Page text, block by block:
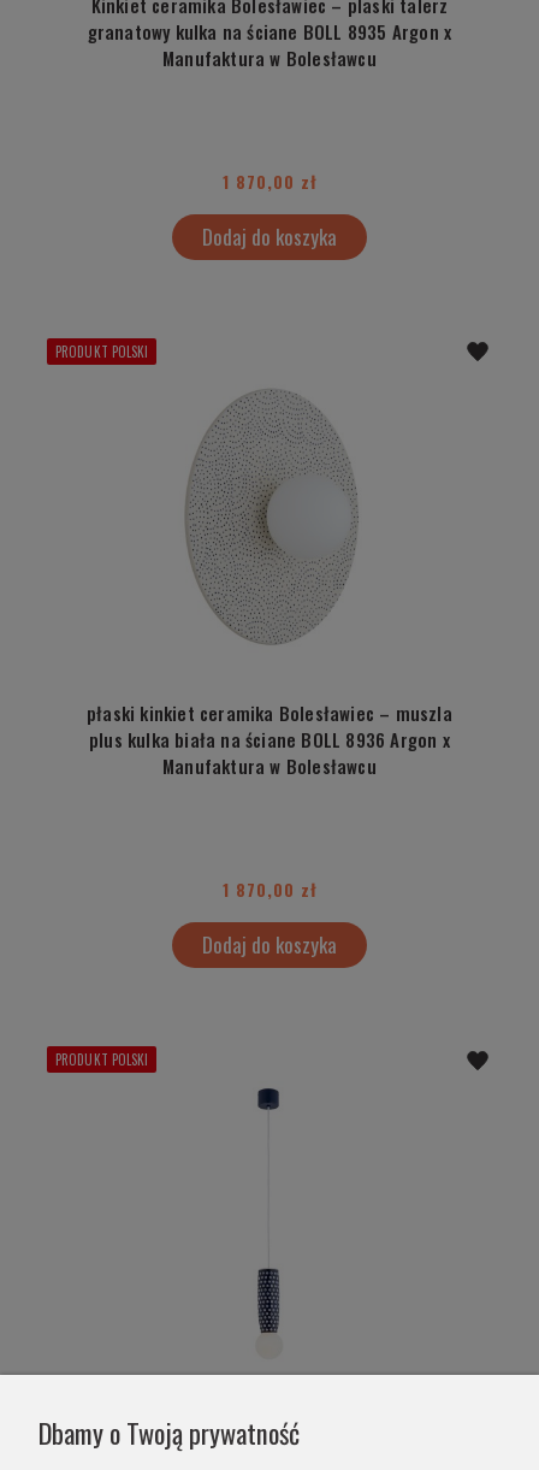
granatowy kulka na ściane BOLL 8935 Argon x
Manufaktura w Bolesławcu
1 870,00 zł
Dodaj do koszyka
płaski kinkiet ceramika Bolesławiec – muszla
plus kulka biała na ściane BOLL 8936 Argon x
Manufaktura w Bolesławcu
1 870,00 zł
Dodaj do koszyka
PRODUKT POLSKI
lampa wisząca ceramika Bolesławiec –
granatowa, biała kulka ręcznie zdobiona BOLL
PRODUKT POLSKI
Dbamy o Twoją prywatność